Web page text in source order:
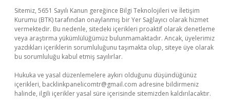
Sitemiz, 5651 Sayılı Kanun gereğince Bilgi Teknolojileri ve İletişim
Kurumu (BTK) tarafından onaylanmış bir Yer Sağlayıcı olarak hizmet
vermektedir. Bu nedenle, sitedeki içerikleri proaktif olarak denetleme
veya araştırma yükümlülüğümüz bulunmamaktadır. Ancak, üyelerimiz
yazdıkları içeriklerin sorumluluğunu taşımakta olup, siteye üye olarak
bu sorumluluğu kabul etmiş sayılırlar.
Hukuka ve yasal düzenlemelere aykırı olduğunu düşündüğünüz
içerikleri, backlinkpanelicomtr@gmail.com adresine bildirmeniz
halinde, ilgili içerikler yasal süre içerisinde sitemizden kaldırılacaktır.